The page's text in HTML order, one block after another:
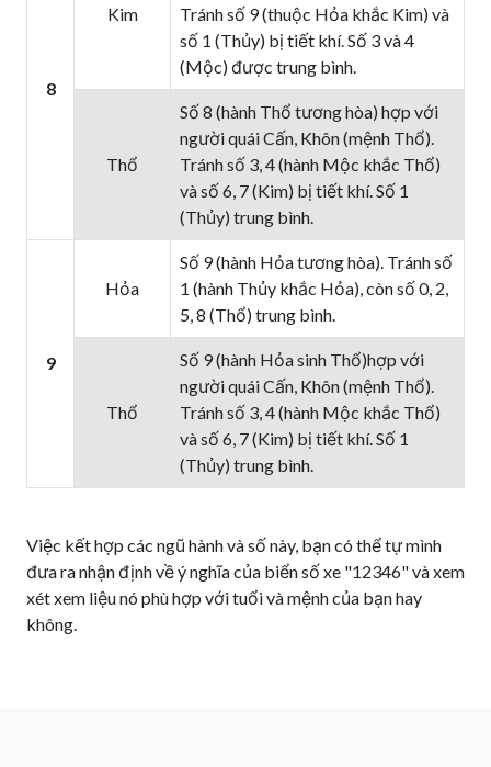
8
Kim
Tránh số 9 (thuộc Hỏa khắc Kim) và
số 1 (Thủy) bị tiết khí. Số 3 và 4
(Mộc) được trung bình.
Thổ
Số 8 (hành Thổ tương hòa) hợp với
người quái Cấn, Khôn (mệnh Thổ).
Tránh số 3, 4 (hành Mộc khắc Thổ)
và số 6, 7 (Kim) bị tiết khí. Số 1
(Thủy) trung bình.
9
Hỏa
Số 9 (hành Hỏa tương hòa). Tránh số
1 (hành Thủy khắc Hỏa), còn số 0, 2,
5, 8 (Thổ) trung bình.
Thổ
Số 9 (hành Hỏa sinh Thổ)hợp với
người quái Cấn, Khôn (mệnh Thổ).
Tránh số 3, 4 (hành Mộc khắc Thổ)
và số 6, 7 (Kim) bị tiết khí. Số 1
(Thủy) trung bình.
Việc kết hợp các ngũ hành và số này, bạn có thể tự mình
đưa ra nhận định về ý nghĩa của biển số xe "12346" và xem
xét xem liệu nó phù hợp với tuổi và mệnh của bạn hay
không.